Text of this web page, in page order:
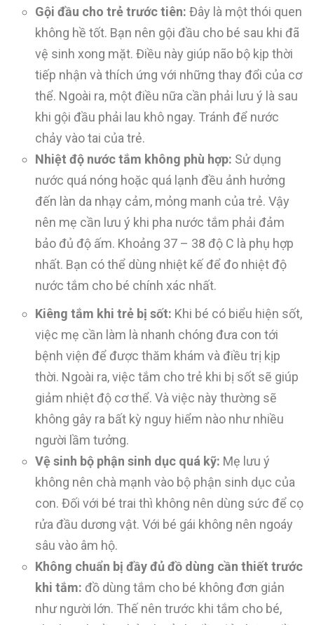
Gội đầu cho trẻ trước tiên: Đây là một thói quen
không hề tốt. Bạn nên gội đầu cho bé sau khi đã
vệ sinh xong mặt. Điều này giúp não bộ kịp thời
tiếp nhận và thích ứng với những thay đổi của cơ
thể. Ngoài ra, một điều nữa cần phải lưu ý là sau
khi gội đầu phải lau khô ngay. Tránh để nước
chảy vào tai của trẻ.
Nhiệt độ nước tắm không phù hợp: Sử dụng
nước quá nóng hoặc quá lạnh đều ảnh hưởng
đến làn da nhạy cảm, mỏng manh của trẻ. Vậy
nên mẹ cần lưu ý khi pha nước tắm phải đảm
bảo đủ độ ấm. Khoảng 37 – 38 độ C là phụ hợp
nhất. Bạn có thể dùng nhiệt kế để đo nhiệt độ
nước tắm cho bé chính xác nhất.
Kiêng tắm khi trẻ bị sốt: Khi bé có biểu hiện sốt,
việc mẹ cần làm là nhanh chóng đưa con tới
bệnh viện để được thăm khám và điều trị kịp
thời. Ngoài ra, việc tắm cho trẻ khi bị sốt sẽ giúp
giảm nhiệt độ cơ thể. Và việc này thường sẽ
không gây ra bất kỳ nguy hiểm nào như nhiều
người lầm tưởng.
Vệ sinh bộ phận sinh dục quá kỹ: Mẹ lưu ý
không nên chà mạnh vào bộ phận sinh dục của
con. Đối với bé trai thì không nên dùng sức để cọ
rửa đầu dương vật. Với bé gái không nên ngoáy
sâu vào âm hộ.
Không chuẩn bị đầy đủ đồ dùng cần thiết trước
khi tắm: đồ dùng tắm cho bé không đơn giản
như người lớn. Thế nên trước khi tắm cho bé,